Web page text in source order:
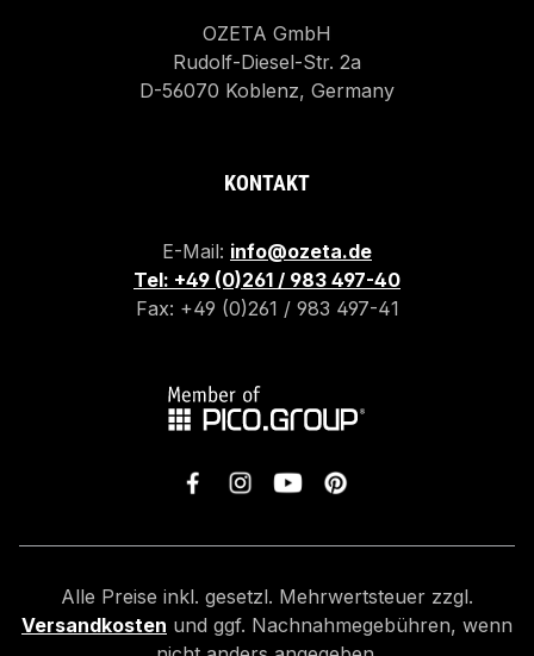
OZETA GmbH
Rudolf-Diesel-Str. 2a
D-56070 Koblenz, Germany
KONTAKT
E-Mail: info@ozeta.de
Tel: +49 (0)261 / 983 497-40
Fax: +49 (0)261 / 983 497-41
Alle Preise inkl. gesetzl. Mehrwertsteuer zzgl.
Versandkosten und ggf. Nachnahmegebühren, wenn